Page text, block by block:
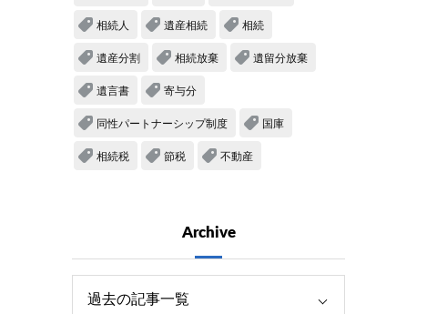
相続人 遺産相続 相続
遺産分割 相続放棄 遺留分放棄
遺言書 寄与分
同性パートナーシップ制度 国庫
相続税 節税 不動産
Archive